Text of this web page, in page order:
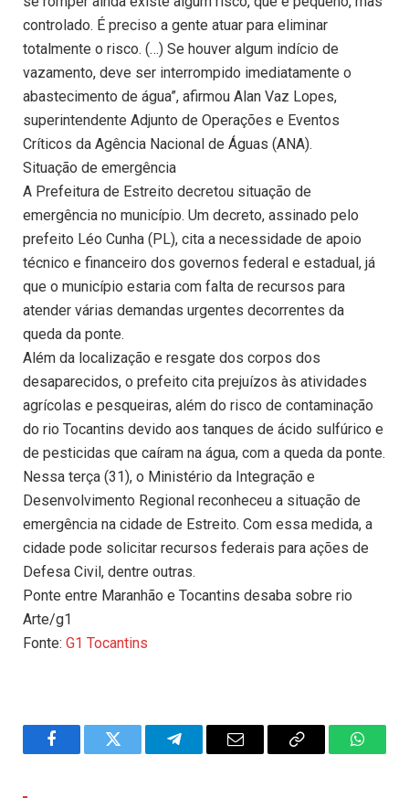
controlado. É preciso a gente atuar para eliminar
totalmente o risco. (…) Se houver algum indício de
vazamento, deve ser interrompido imediatamente o
abastecimento de água”, afirmou Alan Vaz Lopes,
superintendente Adjunto de Operações e Eventos
Críticos da Agência Nacional de Águas (ANA).
Situação de emergência
A Prefeitura de Estreito decretou situação de
emergência no município. Um decreto, assinado pelo
prefeito Léo Cunha (PL), cita a necessidade de apoio
técnico e financeiro dos governos federal e estadual, já
que o município estaria com falta de recursos para
atender várias demandas urgentes decorrentes da
queda da ponte.
Além da localização e resgate dos corpos dos
desaparecidos, o prefeito cita prejuízos às atividades
agrícolas e pesqueiras, além do risco de contaminação
do rio Tocantins devido aos tanques de ácido sulfúrico e
de pesticidas que caíram na água, com a queda da ponte.
Nessa terça (31), o Ministério da Integração e
Desenvolvimento Regional reconheceu a situação de
emergência na cidade de Estreito. Com essa medida, a
cidade pode solicitar recursos federais para ações de
Defesa Civil, dentre outras.
Ponte entre Maranhão e Tocantins desaba sobre rio
Arte/g1
Fonte: G1 Tocantins
FacebookTwitter TelegramEmail
Copy